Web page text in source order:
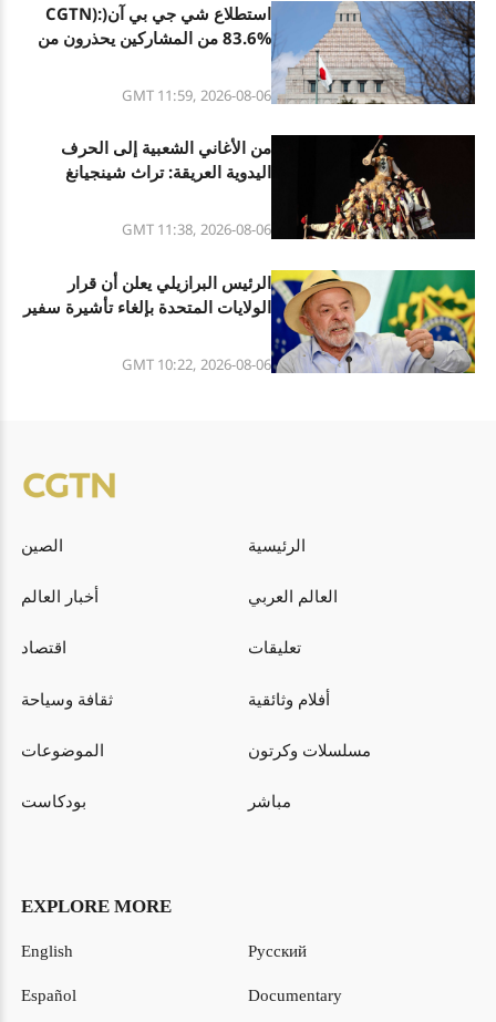
استطلاع شي جي بي آن(CGTN):
83.6% من المشاركين يحذرون من
تحت الميل العسكري الجديد
GMT 11:59, 2026-08-06
من الأغاني الشعبية إلى الحرف
اليدوية العريقة: تراث شينجيانغ
GMT 11:38, 2026-08-06
الرئيس البرازيلي يعلن أن قرار
الولايات المتحدة بإلغاء تأشيرة سفير
GMT 10:22, 2026-08-06
الصين الرئيسية
أخبار العالم العالم العربي
اقتصاد تعليقات
ثقافة وسياحة أفلام وثائقية
الموضوعات مسلسلات وكرتون
بودكاست مباشر
EXPLORE MORE
English
Español
Русский
Documentary